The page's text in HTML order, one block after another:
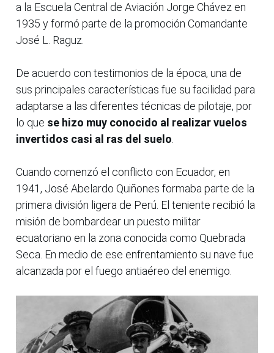
a la Escuela Central de Aviación Jorge Chávez en
1935 y formó parte de la promoción Comandante
José L. Raguz.
De acuerdo con testimonios de la época, una de
sus principales características fue su facilidad para
adaptarse a las diferentes técnicas de pilotaje, por
lo que se hizo muy conocido al realizar vuelos
invertidos casi al ras del suelo
Cuando comenzó el conflicto con Ecuador, en
1941, José Abelardo Quiñones formaba parte de la
primera división ligera de Perú. El teniente recibió la
misión de bombardear un puesto militar
ecuatoriano en la zona conocida como Quebrada
Seca. En medio de ese enfrentamiento su nave fue
alcanzada por el fuego antiaéreo del enemigo.